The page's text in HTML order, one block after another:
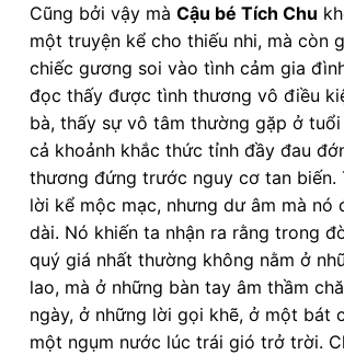
Cũng bởi vậy mà Cậu bé Tích Chu
một truyện kể cho thiếu nhi, mà còn
chiếc gương soi vào tình cảm gia
đọc thấy được tình thương vô điều
bà, thấy sự vô tâm thường gặp ở
cả khoảnh khắc thức tỉnh đầy đau
thương đứng trước nguy cơ tan biến.
lời kể mộc mạc, nhưng dư âm mà nó
dài. Nó khiến ta nhận ra rằng trong
quý giá nhất thường không nằm ở
lao, mà ở những bàn tay âm thầm
ngày, ở những lời gọi khẽ, ở một bát
một ngụm nước lúc trái gió trở trời.